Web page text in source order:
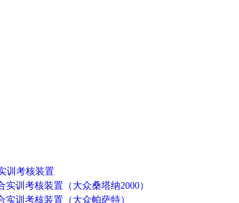
训考核装置
训考核装置（大众桑塔纳2000）
训考核装置（大众帕萨特）